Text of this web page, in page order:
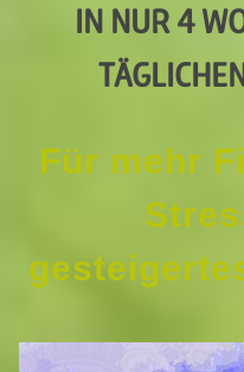
IN NUR 4
Für mehr